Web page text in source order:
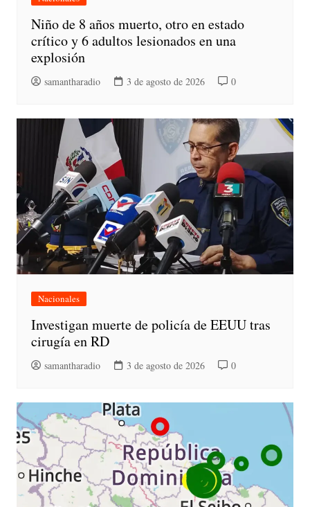
Niño de 8 años muerto, otro en estado
crítico y 6 adultos lesionados en una
explosión
samantharadio 3 de agosto de 2026 0
Nacionales
Investigan muerte de policía de EEUU tras
cirugía en RD
samantharadio 3 de agosto de 2026 0